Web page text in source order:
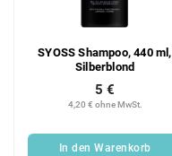
SYOSS Shampoo, 440 ml,
Silberblond
4,20 € ohne MwSt.
5 €
In den Warenkorb